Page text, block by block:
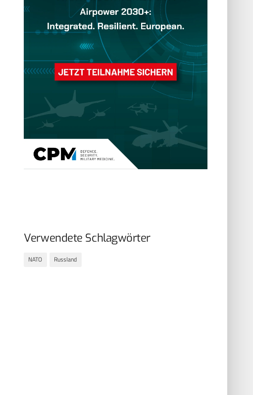
Verwendete Schlagwörter
NATO Russland